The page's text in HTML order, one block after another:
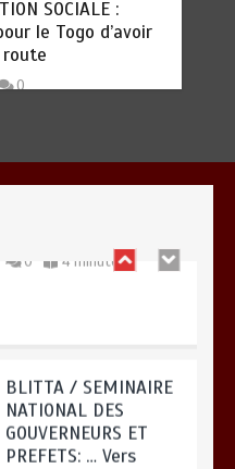
la mère devient un
TOGO : Sauver la
mère devient un
0 4 minutes
l’optimisation du
service public
0 4 minutes